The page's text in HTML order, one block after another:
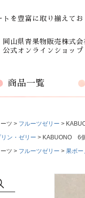
を豊富に取り揃えてお
岡山県青果物販売株式会
公式オンラインショップ
商品一覧
ツ フルーツゼリー
リン・ゼリー
KABUONO 6
ツ フルーツゼリー 果ボー